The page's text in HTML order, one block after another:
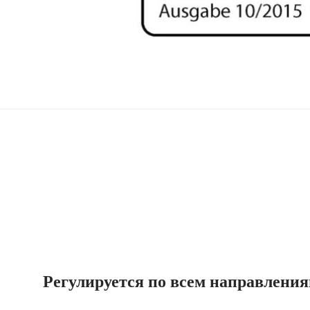
Регулируется по всем